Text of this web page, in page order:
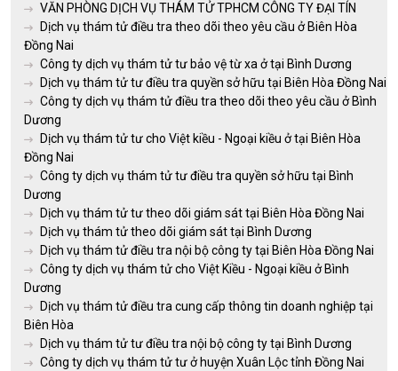
VĂN PHÒNG DỊCH VỤ THÁM TỬ TPHCM CÔNG TY ĐẠI TÍN
Dịch vụ thám tử điều tra theo dõi theo yêu cầu ở Biên Hòa
Đồng Nai
Công ty dịch vụ thám tử tư bảo vệ từ xa ở tại Bình Dương
Dịch vụ thám tử tư điều tra quyền sở hữu tại Biên Hòa Đồng Nai
Công ty dịch vụ thám tử điều tra theo dõi theo yêu cầu ở Bình
Dương
Dịch vụ thám tử tư cho Việt kiều - Ngoại kiều ở tại Biên Hòa
Đồng Nai
Công ty dịch vụ thám tử tư điều tra quyền sở hữu tại Bình
Dương
Dịch vụ thám tử tư theo dõi giám sát tại Biên Hòa Đồng Nai
Dịch vụ thám tử theo dõi giám sát tại Bình Dương
Dịch vụ thám tử điều tra nội bộ công ty tại Biên Hòa Đồng Nai
Công ty dịch vụ thám tử cho Việt Kiều - Ngoại kiều ở Bình
Dương
Dịch vụ thám tử điều tra cung cấp thông tin doanh nghiệp tại
Biên Hòa
Dịch vụ thám tử tư điều tra nội bộ công ty tại Bình Dương
Công ty dịch vụ thám tử tư ở huyện Xuân Lộc tỉnh Đồng Nai